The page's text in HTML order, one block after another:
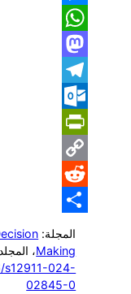
Messenger
WhatsApp
Mastodon
Telegram
Outlook.com
PrintFriendly
Copy
Link
Reddit
المجلة:
Making، المجلد:
s12911-024-
02845-0